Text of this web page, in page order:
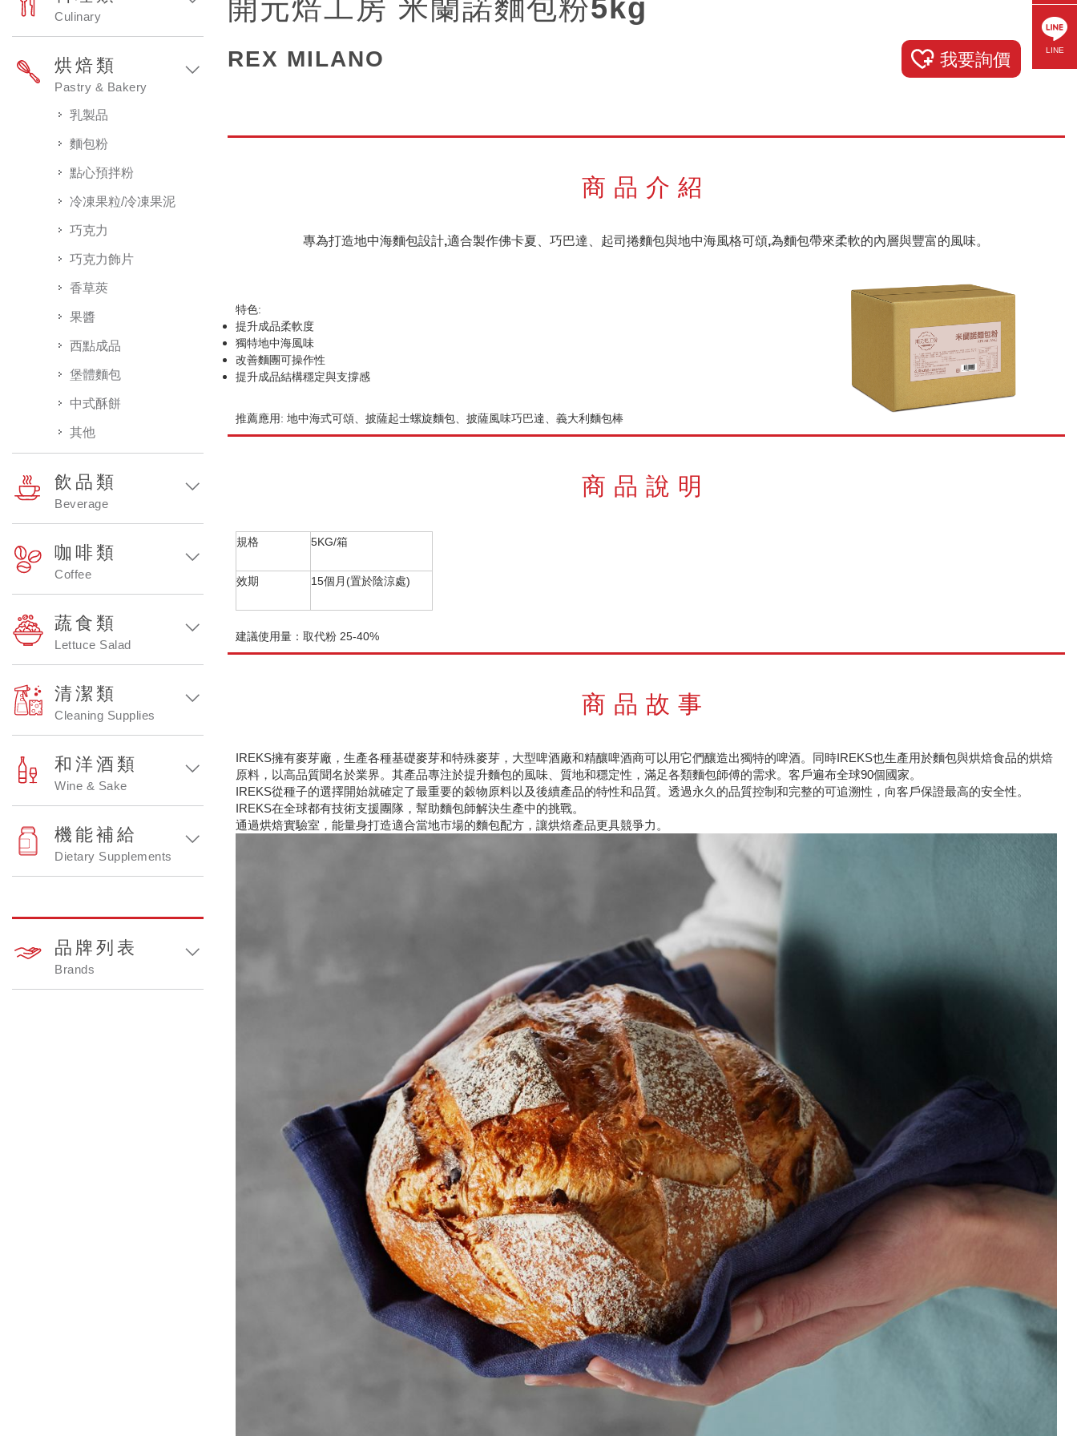
Culinary
烘焙類
Pastry & Bakery
乳製品
麵包粉
點心預拌粉
冷凍果粒/冷凍果泥
巧克力
巧克力飾片
香草莢
果醬
西點成品
堡體麵包
中式酥餅
其他
飲品類
Beverage
咖啡類
Coffee
蔬食類
Lettuce Salad
清潔類
Cleaning Supplies
和洋酒類
Wine & Sake
機能補給
Dietary Supplements
品牌列表
Brands
開元焙工房 米蘭諾麵包粉5kg
REX MILANO 我要詢價
商品介紹
專為打造地中海麵包設計,適合製作佛卡夏、巧巴達、起司捲麵包與地中海風格可頌,為麵包帶來柔軟的內層與豐富的風味。
特色:
提升成品柔軟度
獨特地中海風味
改善麵團可操作性
提升成品結構穩定與支撐感
推薦應用: 地中海式可頌、披薩起士螺旋麵包、披薩風味巧巴達、義大利麵包棒
商品說明
規格 5KG/箱
效期 15個月(置於陰涼處)
建議使用量：取代粉 25-40%
商品故事
IREKS擁有麥芽廠，生產各種基礎麥芽和特殊麥芽，大型啤酒廠和精釀啤酒商可以用它們釀造出獨特的啤酒。同時IREKS也生產用於麵包與烘焙食品的烘焙
原料，以高品質聞名於業界。其產品專注於提升麵包的風味、質地和穩定性，滿足各類麵包師傅的需求。客戶遍布全球90個國家。
IREKS從種子的選擇開始就確定了最重要的穀物原料以及後續產品的特性和品質。透過永久的品質控制和完整的可追溯性，向客戶保證最高的安全性。
IREKS在全球都有技術支援團隊，幫助麵包師解決生產中的挑戰。
通過烘焙實驗室，能量身打造適合當地市場的麵包配方，讓烘焙產品更具競爭力。
LINE